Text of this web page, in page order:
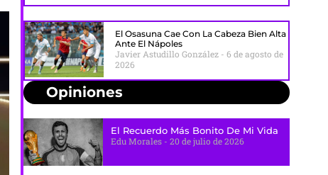
El Osasuna Cae Con La Cabeza Bien Alta
Ante El Nápoles
Javier Astudillo González
6 de agosto de
2026
Opiniones
El Recuerdo Más Bonito De Mi Vida
Edu Morales
20 de julio de 2026